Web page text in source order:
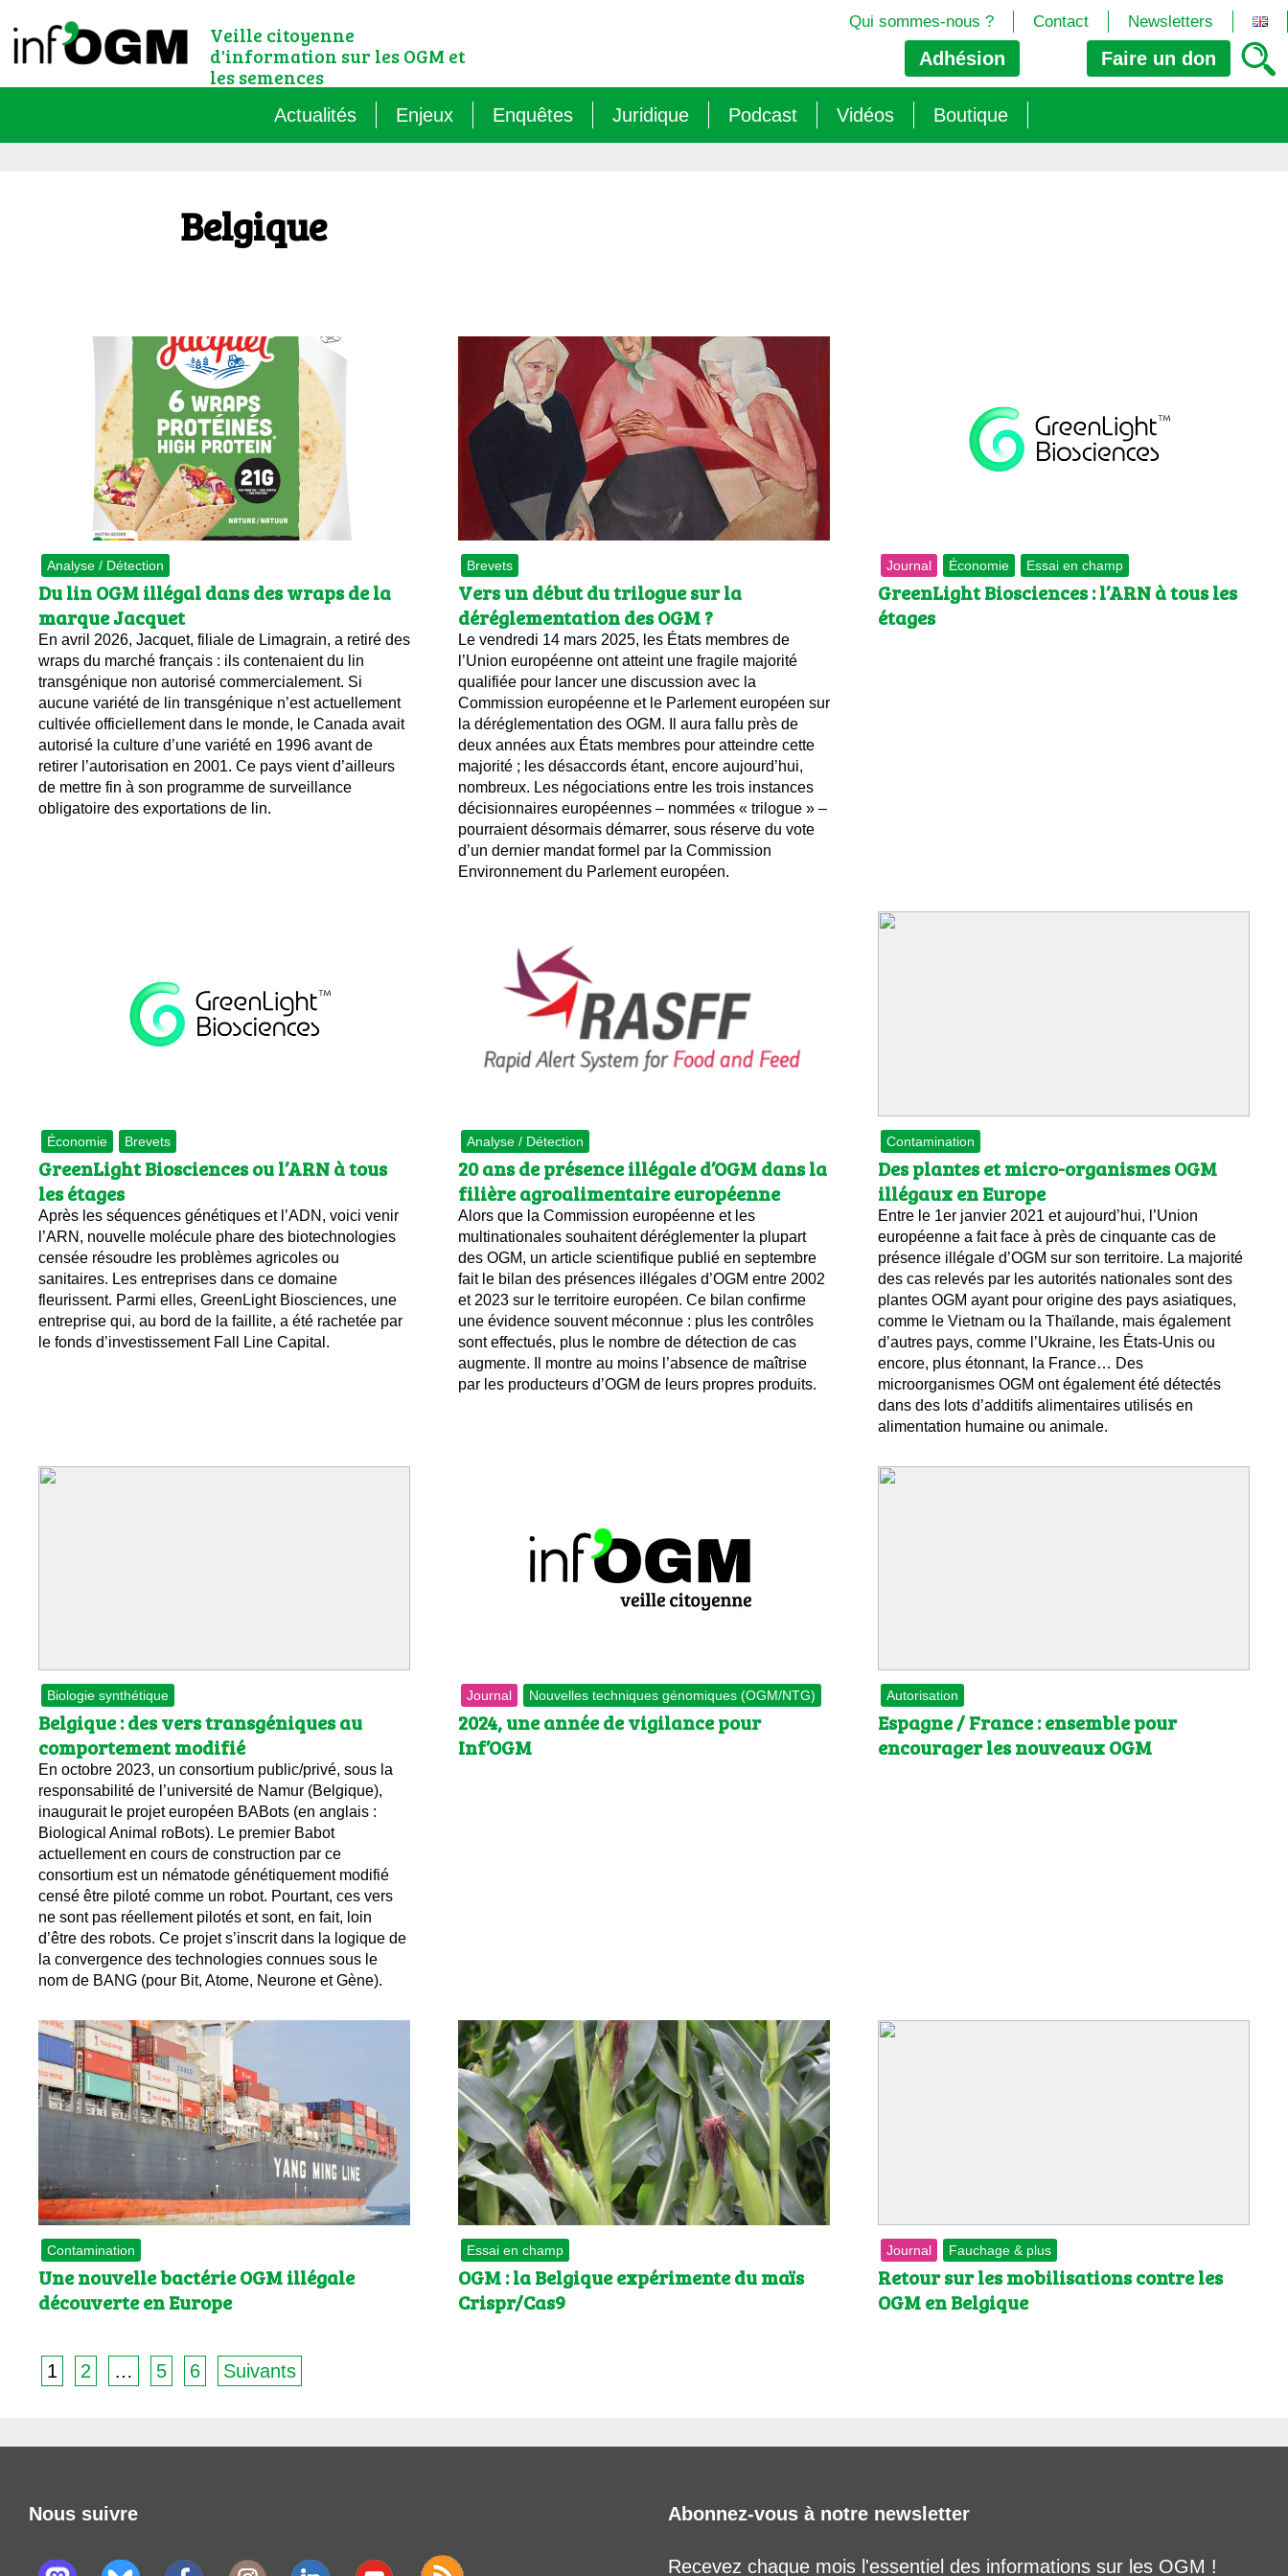
Veille citoyenne
d'information sur les OGM et
les semences
Adhésion Faire un don
Qui sommes-nous ? Contact Newsletters
Actualités Enjeux
Quels sont les risques des OGM pour la santé ?
Les brevets sur le vivant
Il y a semence…. et semence
Quels sont les avantages et les inconvénients des OGM ?
Enquêtes
Les vaccins « biotechnologiques » (2022/26)
Juridique Podcast Vidéos Boutique
Belgique
Analyse / Détection
Du lin OGM illégal dans des wraps de la
marque Jacquet
En avril 2026, Jacquet, filiale de Limagrain, a retiré des
wraps du marché français : ils contenaient du lin
transgénique non autorisé commercialement. Si
aucune variété de lin transgénique n’est actuellement
cultivée officiellement dans le monde, le Canada avait
autorisé la culture d’une variété en 1996 avant de
retirer l’autorisation en 2001. Ce pays vient d’ailleurs
de mettre fin à son programme de surveillance
obligatoire des exportations de lin.
Brevets
Vers un début du trilogue sur la
déréglementation des OGM ?
Le vendredi 14 mars 2025, les États membres de
l’Union européenne ont atteint une fragile majorité
qualifiée pour lancer une discussion avec la
Commission européenne et le Parlement européen sur
la déréglementation des OGM. Il aura fallu près de
deux années aux États membres pour atteindre cette
majorité ; les désaccords étant, encore aujourd’hui,
nombreux. Les négociations entre les trois instances
décisionnaires européennes – nommées « trilogue » –
pourraient désormais démarrer, sous réserve du vote
d’un dernier mandat formel par la Commission
Environnement du Parlement européen.
Journal Économie Essai en champ
GreenLight Biosciences : l’ARN à tous les
étages
Économie Brevets
GreenLight Biosciences ou l’ARN à tous
les étages
Après les séquences génétiques et l’ADN, voici venir
l’ARN, nouvelle molécule phare des biotechnologies
censée résoudre les problèmes agricoles ou
sanitaires. Les entreprises dans ce domaine
fleurissent. Parmi elles, GreenLight Biosciences, une
entreprise qui, au bord de la faillite, a été rachetée par
le fonds d’investissement Fall Line Capital.
Analyse / Détection
20 ans de présence illégale d’OGM dans la
filière agroalimentaire européenne
Alors que la Commission européenne et les
multinationales souhaitent déréglementer la plupart
des OGM, un article scientifique publié en septembre
fait le bilan des présences illégales d’OGM entre 2002
et 2023 sur le territoire européen. Ce bilan confirme
une évidence souvent méconnue : plus les contrôles
sont effectués, plus le nombre de détection de cas
augmente. Il montre au moins l’absence de maîtrise
par les producteurs d’OGM de leurs propres produits.
Contamination
Des plantes et micro-organismes OGM
illégaux en Europe
Entre le 1er janvier 2021 et aujourd’hui, l’Union
européenne a fait face à près de cinquante cas de
présence illégale d’OGM sur son territoire. La majorité
des cas relevés par les autorités nationales sont des
plantes OGM ayant pour origine des pays asiatiques,
comme le Vietnam ou la Thaïlande, mais également
d’autres pays, comme l’Ukraine, les États-Unis ou
encore, plus étonnant, la France… Des
microorganismes OGM ont également été détectés
dans des lots d’additifs alimentaires utilisés en
alimentation humaine ou animale.
Biologie synthétique
Belgique : des vers transgéniques au
comportement modifié
En octobre 2023, un consortium public/privé, sous la
responsabilité de l’université de Namur (Belgique),
inaugurait le projet européen BABots (en anglais :
Biological Animal roBots). Le premier Babot
actuellement en cours de construction par ce
consortium est un nématode génétiquement modifié
censé être piloté comme un robot. Pourtant, ces vers
ne sont pas réellement pilotés et sont, en fait, loin
d’être des robots. Ce projet s’inscrit dans la logique de
la convergence des technologies connues sous le
nom de BANG (pour Bit, Atome, Neurone et Gène).
Journal Nouvelles techniques génomiques (OGM/NTG)
2024, une année de vigilance pour
Inf’OGM
Autorisation
Espagne / France : ensemble pour
encourager les nouveaux OGM
Contamination
Une nouvelle bactérie OGM illégale
découverte en Europe
Essai en champ
OGM : la Belgique expérimente du maïs
Crispr/Cas9
Journal Fauchage & plus
Retour sur les mobilisations contre les
OGM en Belgique
1 2 … 5 6 Suivants
Nous suivre Abonnez-vous à notre newsletter
Recevez chaque mois l'essentiel des informations sur les OGM !